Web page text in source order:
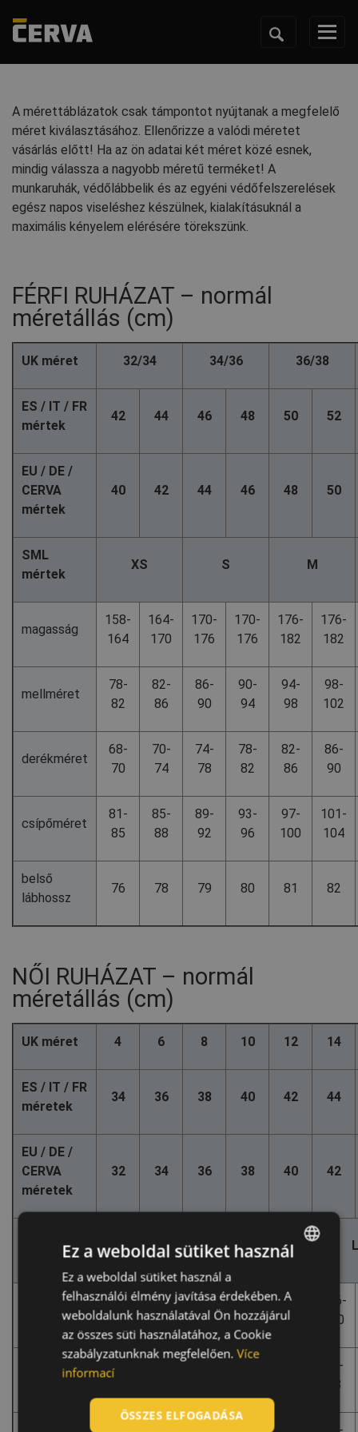
A mérettáblázatok csak támpontot nyújtanak a megfelelő
méret kiválasztásához. Ellenőrizze a valódi méretet
vásárlás előtt! Ha az ön adatai két méret közé esnek,
mindig válassza a nagyobb méretű terméket! A
munkaruhák, védőlábbelik és az egyéni védőfelszerelések
egész napos viseléshez készülnek, kialakításuknál a
maximális kényelem elérésére törekszünk.
FÉRFI RUHÁZAT – normál
méretállás (cm)
UK méret 32/34 34/36 36/38
ES / IT / FR
mértek
42 44 46 48 50 52
EU / DE /
CERVA
mértek
40 42 44 46 48 50
SML
mértek
XS S M
magasság
158-
164
164-
170
170-
176
170-
176
176-
182
176-
182
mellméret
78-
82
82-
86
86-
90
90-
94
94-
98
98-
102
derékméret
68-
70
70-
74
74-
78
78-
82
82-
86
86-
90
csípőméret
81-
85
85-
88
89-
92
93-
96
97-
100
101-
104
belső
lábhossz
76 78 79 80 81 82
NŐI RUHÁZAT – normál
méretállás (cm)
UK méret 4 6 8 10 12 14
ES / IT / FR
méretek
34 36 38 40 42 44
EU / DE /
CERVA
méretek
32 34 36 38 40 42
méretek
XS S M L
magasság
154-
158
158-
162
158-
162
162-
166
162-
166
166-
170
mellméret
74-
94-
98
CZECH
HUNGARIAN
SLOVAK
Ez a weboldal sütiket használ
Ez a weboldal sütiket használ a
felhasználói élmény javítása érdekében. A
weboldalunk használatával Ön hozzájárul
az összes süti használatához, a Cookie
szabályzatunknak megfelelően. Více
informací
ÖSSZES ELFOGADÁSA